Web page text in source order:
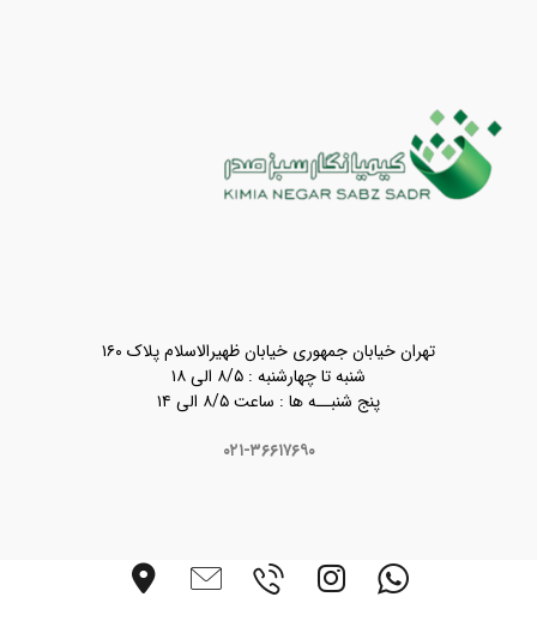
تهران خیابان جمهوری خیابان ظهیرالاسلام پلاک ۱۶۰
شنبه تا چهارشنبه : ۸/۵ الی ۱۸
پنج شنبــه ها : ساعت ۸/۵ الی ۱۴
۰۲۱-۳۶۶۱۷۶۹۰